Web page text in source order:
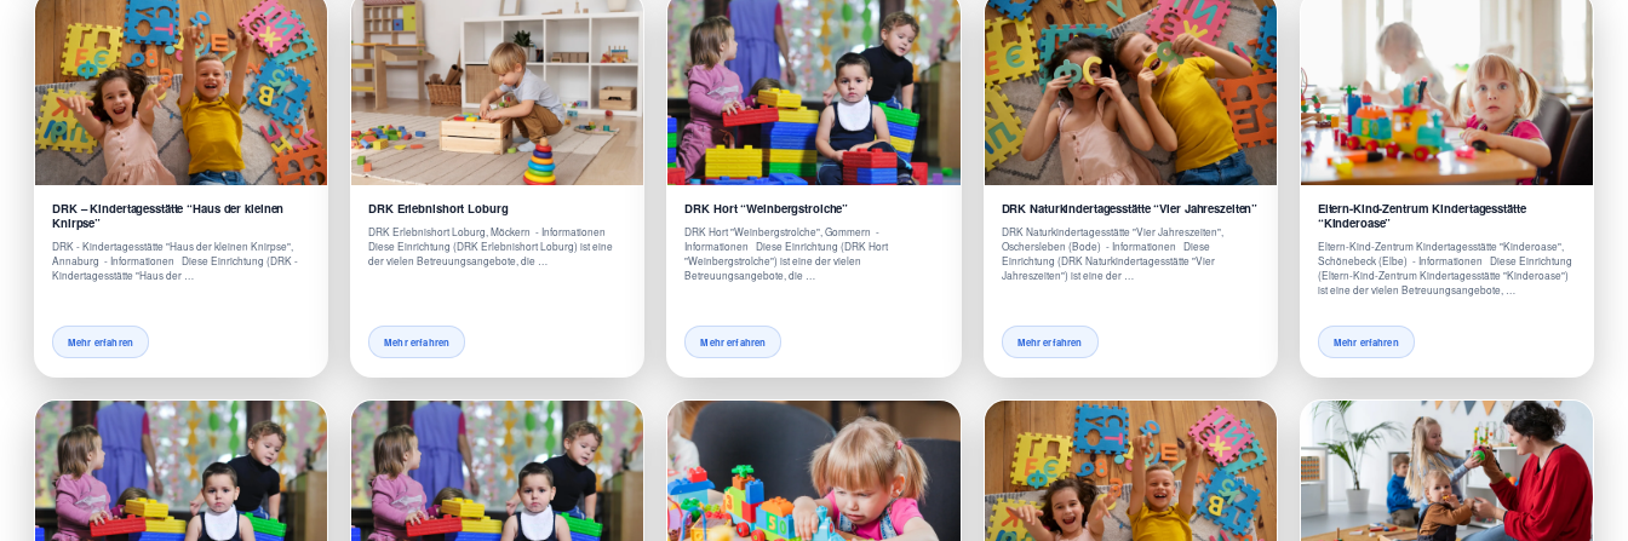
DRK – Kindertagesstätte “Haus der kleinen
Knirpse”
DRK - Kindertagesstätte "Haus der kleinen Knirpse",
Annaburg - Informationen Diese Einrichtung (DRK -
Kindertagesstätte "Haus der …
Mehr erfahren
DRK Erlebnishort Loburg
DRK Erlebnishort Loburg, Möckern - Informationen
Diese Einrichtung (DRK Erlebnishort Loburg) ist eine
der vielen Betreuungsangebote, die …
Mehr erfahren
DRK Hort “Weinbergstrolche”
DRK Hort "Weinbergstrolche", Gommern -
Informationen Diese Einrichtung (DRK Hort
"Weinbergstrolche") ist eine der vielen
Betreuungsangebote, die …
Mehr erfahren
DRK Naturkindertagesstätte “Vier Jahreszeiten”
DRK Naturkindertagesstätte "Vier Jahreszeiten",
Oschersleben (Bode) - Informationen Diese
Einrichtung (DRK Naturkindertagesstätte "Vier
Jahreszeiten") ist eine der …
Mehr erfahren
Eltern-Kind-Zentrum Kindertagesstätte
“Kinderoase”
Eltern-Kind-Zentrum Kindertagesstätte "Kinderoase",
Schönebeck (Elbe) - Informationen Diese Einrichtung
(Eltern-Kind-Zentrum Kindertagesstätte "Kinderoase")
ist eine der vielen Betreuungsangebote, …
Mehr erfahren